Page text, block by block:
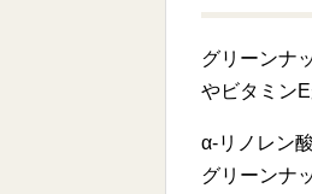
グリーンナ
やビタミン
α-リノレン
グリーンナ